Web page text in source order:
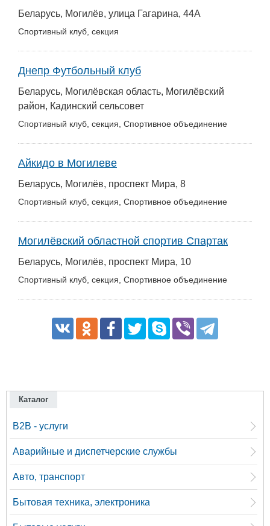
Беларусь, Могилёв, улица Гагарина, 44А
Спортивный клуб, секция
Днепр Футбольный клуб
Беларусь, Могилёвская область, Могилёвский
район, Кадинский сельсовет
Спортивный клуб, секция, Спортивное объединение
Айкидо в Могилеве
Беларусь, Могилёв, проспект Мира, 8
Спортивный клуб, секция, Спортивное объединение
Могилёвский областной спортив Спартак
Беларусь, Могилёв, проспект Мира, 10
Спортивный клуб, секция, Спортивное объединение
Каталог
B2B - услуги
Аварийные и диспетчерские службы
Авто, транспорт
Бытовая техника, электроника